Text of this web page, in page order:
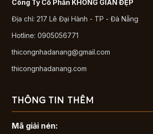
Công Ty Cổ Phần KHÔNG GIAN ĐẸP
Địa chỉ: 217 Lê Đại Hành - TP - Đà Nẵng
Hotline: 0905056771
thicongnhadanang@gmail.com
thicongnhadanang.com
THÔNG TIN THÊM
Mã giải nén: